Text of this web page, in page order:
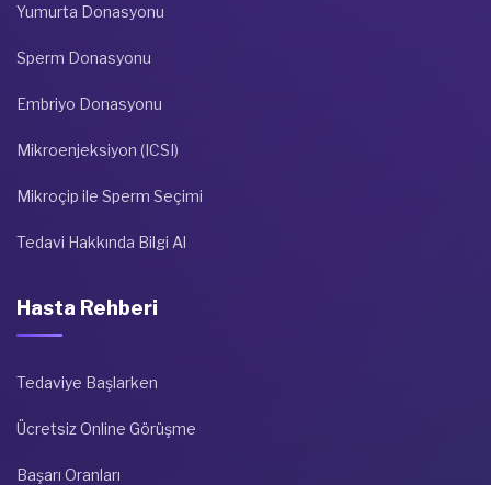
Yumurta Donasyonu
Sperm Donasyonu
Embriyo Donasyonu
Mikroenjeksiyon (ICSI)
Mikroçip ile Sperm Seçimi
Tedavi Hakkında Bilgi Al
Hasta Rehberi
Tedaviye Başlarken
Ücretsiz Online Görüşme
Başarı Oranları